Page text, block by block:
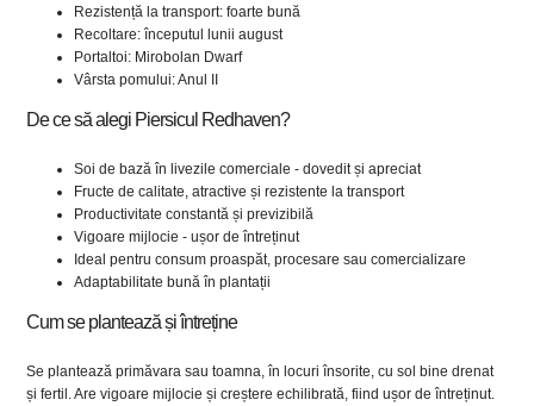
Rezistență la transport: foarte bună
Recoltare: începutul lunii august
Portaltoi: Mirobolan Dwarf
Vârsta pomului: Anul II
De ce să alegi Piersicul Redhaven?
Soi de bază în livezile comerciale - dovedit și apreciat
Fructe de calitate, atractive și rezistente la transport
Productivitate constantă și previzibilă
Vigoare mijlocie - ușor de întreținut
Ideal pentru consum proaspăt, procesare sau comercializare
Adaptabilitate bună în plantații
Cum se plantează și întreține
Se plantează primăvara sau toamna, în locuri însorite, cu sol bine drenat
și fertil. Are vigoare mijlocie și creștere echilibrată, fiind ușor de întreținut.